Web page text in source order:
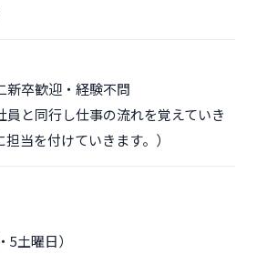
新卒歓迎・経験不問
員と同行し仕事の流れを覚えていき
当を付けていきます。）
5土曜日）